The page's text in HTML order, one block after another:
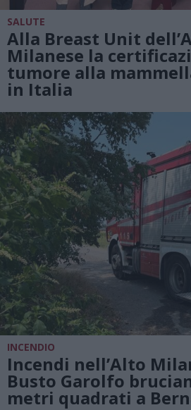
SALUTE
Alla Breast Unit
Milanese la
tumore alla
in Italia
INCENDIO
Incendi nell’Alto
Busto Garolfo
metri quadrati a